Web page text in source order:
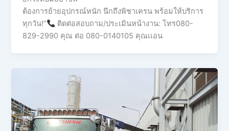
ต้องการย้ายอุปกรณ์หนัก นึกถึงพิชาเครน พร้อมให้บริการ
ทุกวัน!”
ติดต่อสอบถาม/ประเมินหน้างาน: โทร080-
829-2990 คุณ ต่อ 080-0140105 คุณเเอน